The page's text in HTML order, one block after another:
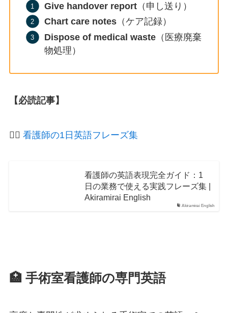
Give handover report （申し送り）
Chart care notes （ケア記録）
Dispose of medical waste （医療廃棄
物処理）
【必読記事】
👩‍⚕️ 看護師の1日英語フレーズ集
Akiramirai English
看護師の英語表現完全ガイド：1
日の業務で使える実践フレーズ集 |
Akiramirai English
🏥 手術室看護師の専門英語